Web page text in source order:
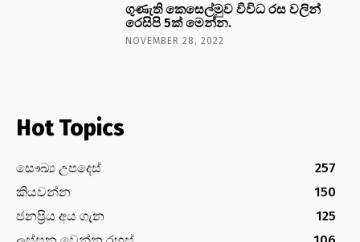
ගුණැති කෙසෙල්මුව විවිධ රස වලින්
රෙසිපි 5ක් මෙන්න.
NOVEMBER 28, 2022
Hot Topics
සෞඛ්‍ය උපදෙස්
257
කියවන්න
150
ජනප්‍රිය අය ගැන
125